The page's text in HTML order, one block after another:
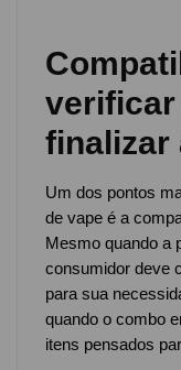
verificar
finalizar
Um dos pontos
de vape é a
Mesmo quando a
consumidor deve
para sua
quando o combo
itens pensados